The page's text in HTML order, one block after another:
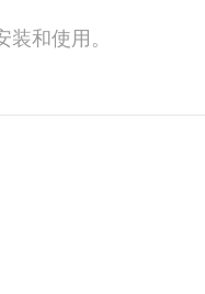
和使用。